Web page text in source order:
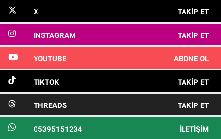
X TAKIP ET
INSTAGRAM TAKIP ET
YOUTUBE ABONE OL
TIKTOK TAKIP ET
THREADS TAKIP ET
05395151234 İLETIŞIM